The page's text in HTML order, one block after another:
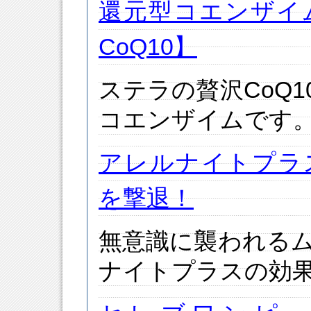
還元型コエンザ
CoQ10】
ステラの贅沢
コエンザイムです
アレルナイトプ
を撃退！
無意識に襲われる
ナイトプラスの効